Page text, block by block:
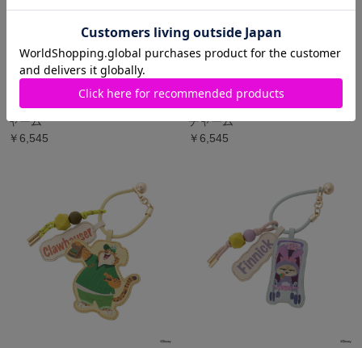
Samantha Thavasa
『ズートピア2』コレクション
「ニック・ワイルド」バッグチ
ャーム
￥6,545
『ズートピア2』コレクション
「ジュディ・ホップス」バッグ
チャーム
￥6,545